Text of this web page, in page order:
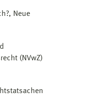
Neue
(NVwZ)